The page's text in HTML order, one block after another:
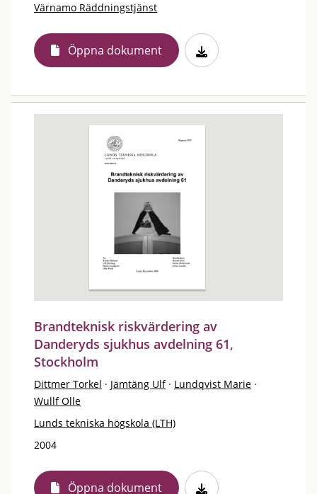
Värnamo Räddningstjänst
Öppna dokument
Brandteknisk riskvärdering av
Danderyds sjukhus avdelning 61,
Stockholm
Dittmer Torkel · Jämtäng Ulf · Lundqvist Marie ·
Wullf Olle
Lunds tekniska högskola (LTH)
2004
Öppna dokument